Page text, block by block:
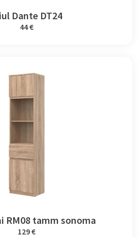
Dante DT24
44 €
RM08 tamm sonoma
129 €